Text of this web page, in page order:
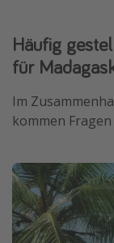
Häufig
für
Im
kommen